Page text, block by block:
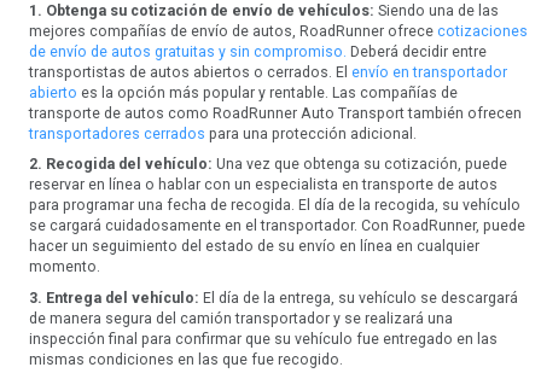
1. Obtenga su cotización de envío de vehículos: Siendo una de las
mejores compañías de envío de autos, RoadRunner ofrece cotizaciones
de envío de autos gratuitas y sin compromiso. Deberá decidir entre
transportistas de autos abiertos o cerrados. El envío en transportador
abierto es la opción más popular y rentable. Las compañías de
transporte de autos como RoadRunner Auto Transport también ofrecen
transportadores cerrados para una protección adicional.
2. Recogida del vehículo: Una vez que obtenga su cotización, puede
reservar en línea o hablar con un especialista en transporte de autos
para programar una fecha de recogida. El día de la recogida, su vehículo
se cargará cuidadosamente en el transportador. Con RoadRunner, puede
hacer un seguimiento del estado de su envío en línea en cualquier
momento.
3. Entrega del vehículo: El día de la entrega, su vehículo se descargará
de manera segura del camión transportador y se realizará una
inspección final para confirmar que su vehículo fue entregado en las
mismas condiciones en las que fue recogido.